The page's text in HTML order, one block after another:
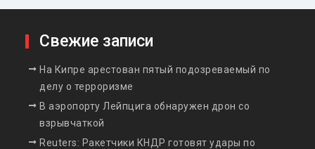
Свежие записи
На Кипре арестован пятый подозреваемый по
делу о терроризме
В аэропорту Лейпцига обнаружен дрон со
взрывчаткой
Reuters: Ракетчики КНДР готовят удары по